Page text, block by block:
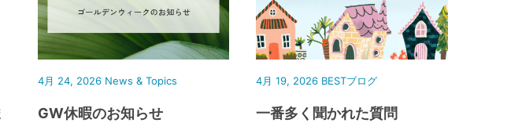
4月 24, 2026 News & Topics
GW休暇のお知らせ
4月 19, 2026 BESTブログ
一番多く聞かれた質問